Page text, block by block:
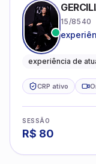
15/8540
experiência de
CRP ativo
SESSÃO
R$ 80